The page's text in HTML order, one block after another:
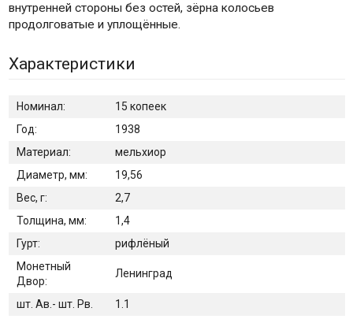
внутренней стороны без остей, зёрна колосьев
продолговатые и уплощённые.
Характеристики
Номинал:
15 копеек
Год:
1938
Материал:
мельхиор
Диаметр, мм:
19,56
Вес, г:
2,7
Толщина, мм:
1,4
Гурт:
рифлёный
Монетный
Двор:
Ленинград
шт. Ав.- шт. Рв.
1.1